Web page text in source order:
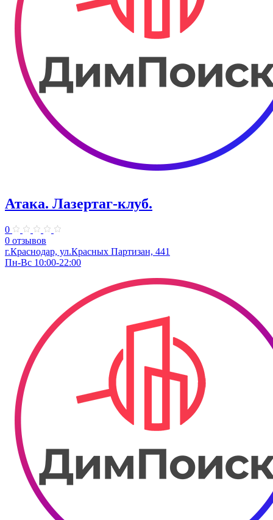
Атака. ​Лазертаг-клуб.
0
0 отзывов
г.Краснодар, ул.Красных Партизан, 441
Пн-Вс 10:00-22:00